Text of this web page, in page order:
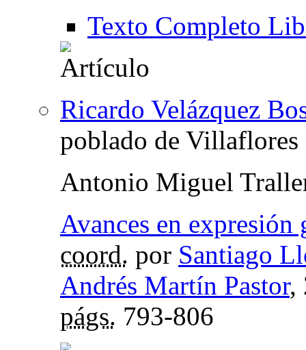
Texto Completo
Ricardo Velázquez
poblado de Villaflores
Antonio Miguel
Avances en
coord. por Santiago
Andrés Martín Pastor,
págs. 793-806